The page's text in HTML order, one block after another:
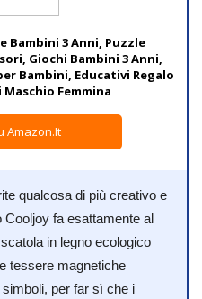
Bambini 3 Anni, Puzzle
Giochi Bambini 3 Anni,
Bambini, Educativi Regalo
Maschio Femmina
Amazon.it
qualcosa di più creativo e
Cooljoy fa esattamente al
in legno ecologico
tessere magnetiche
per far sì che i